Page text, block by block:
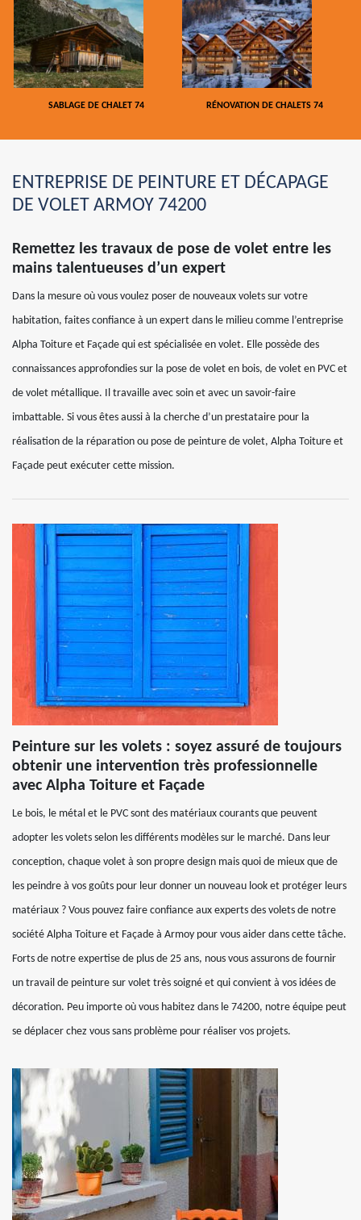
SABLAGE DE CHALET 74 RÉNOVATION DE CHALETS 74
ENTREPRISE DE PEINTURE ET DÉCAPAGE
DE VOLET ARMOY 74200
Remettez les travaux de pose de volet entre les
mains talentueuses d’un expert
Dans la mesure où vous voulez poser de nouveaux volets sur votre
habitation, faites confiance à un expert dans le milieu comme l’entreprise
Alpha Toiture et Façade qui est spécialisée en volet. Elle possède des
connaissances approfondies sur la pose de volet en bois, de volet en PVC et
de volet métallique. Il travaille avec soin et avec un savoir-faire
imbattable. Si vous êtes aussi à la cherche d’un prestataire pour la
réalisation de la réparation ou pose de peinture de volet, Alpha Toiture et
Façade peut exécuter cette mission.
Peinture sur les volets : soyez assuré de toujours
obtenir une intervention très professionnelle
avec Alpha Toiture et Façade
Le bois, le métal et le PVC sont des matériaux courants que peuvent
adopter les volets selon les différents modèles sur le marché. Dans leur
conception, chaque volet à son propre design mais quoi de mieux que de
les peindre à vos goûts pour leur donner un nouveau look et protéger leurs
matériaux ? Vous pouvez faire confiance aux experts des volets de notre
société Alpha Toiture et Façade à Armoy pour vous aider dans cette tâche.
Forts de notre expertise de plus de 25 ans, nous vous assurons de fournir
un travail de peinture sur volet très soigné et qui convient à vos idées de
décoration. Peu importe où vous habitez dans le 74200, notre équipe peut
se déplacer chez vous sans problème pour réaliser vos projets.